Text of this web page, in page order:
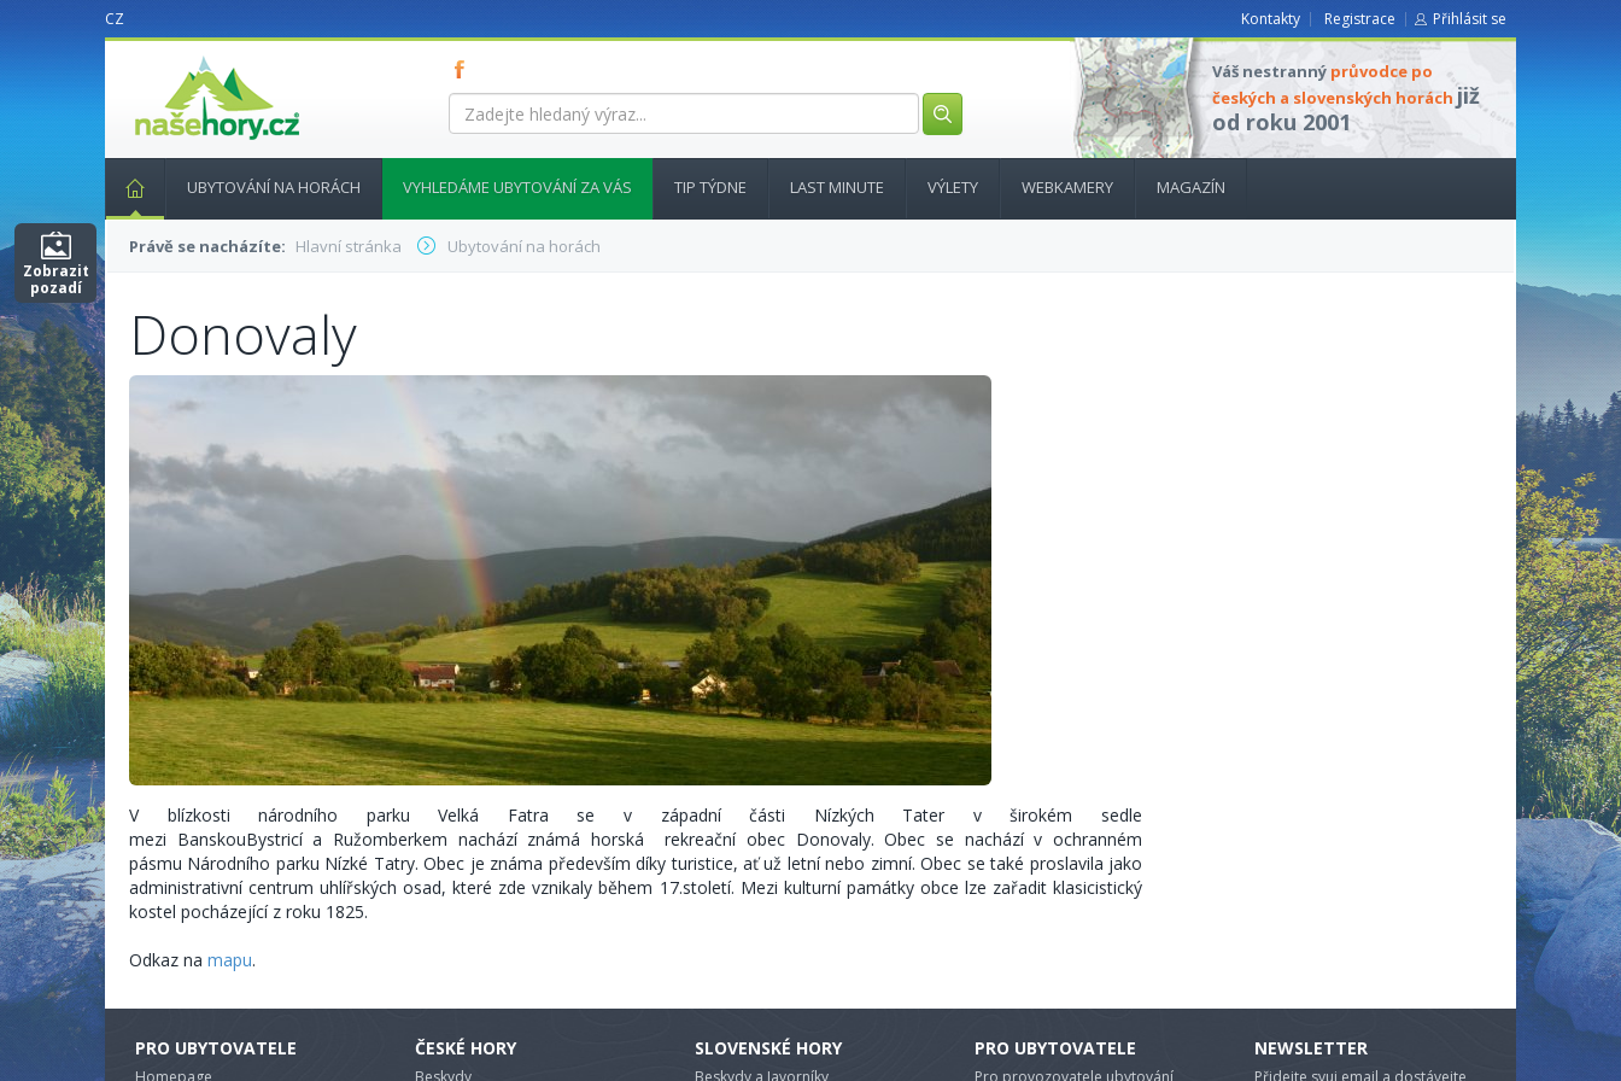
CZ Kontakty Registrace Přihlásit se
nasehory.cz
Zadejte
hledaný
Váš nestranný průvodce po
českých a slovenských horách již
od roku 2001
UBYTOVÁNÍ NA HORÁCH VYHLEDÁME UBYTOVÁNÍ ZA VÁS TIP TÝDNE LAST MINUTE VÝLETY WEBKAMERY MAGAZÍN
Právě se nacházíte: Hlavní stránka Ubytování na horách
Donovaly
V blízkosti národního parku Velká Fatra se v západní části Nízkých Tater v širokém sedle
mezi BanskouBystricí a Ružomberkem nachází známá horská rekreační obec Donovaly. Obec se nachází v ochranném
pásmu Národního parku Nízké Tatry. Obec je známa především díky turistice, ať už letní nebo zimní. Obec se také proslavila jako
administrativní centrum uhlířských osad, které zde vznikaly během 17.století. Mezi kulturní památky obce lze zařadit klasicistický
kostel pocházející z roku 1825.
Odkaz na mapu.
PRO UBYTOVATELE
Homepage
ČESKÉ HORY
Beskydy
SLOVENSKÉ HORY
Beskydy a Javorníky
PRO UBYTOVATELE
Pro provozovatele ubytování
NEWSLETTER
Přidejte svuj email a dostávejte
Zobrazit
pozadí